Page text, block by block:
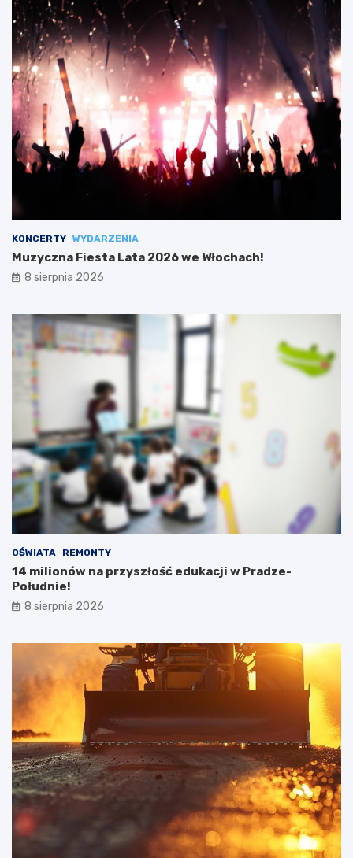
KONCERTY WYDARZENIA
Muzyczna Fiesta Lata 2026 we Włochach!
8 sierpnia 2026
OŚWIATA REMONTY
14 milionów na przyszłość edukacji w Pradze-
Południe!
8 sierpnia 2026